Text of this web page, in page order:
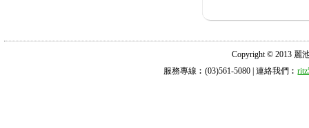
Copyright © 2013 麗
服務專線︰(03)561-5080 | 連絡我們︰